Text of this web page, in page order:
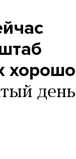
хорошо
день